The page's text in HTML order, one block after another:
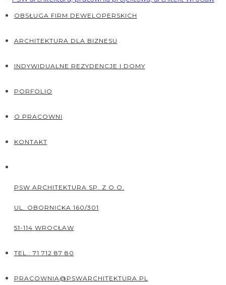
OBSŁUGA FIRM DEWELOPERSKICH
ARCHITEKTURA DLA BIZNESU
INDYWIDUALNE REZYDENCJE I DOMY
PORFOLIO
O PRACOWNI
KONTAKT
PSW ARCHITEKTURA SP. Z O.O.
UL. OBORNICKA 160/301
51-114 WROCŁAW
TEL.: 71 712 87 80
PRACOWNIA@PSWARCHITEKTURA.PL